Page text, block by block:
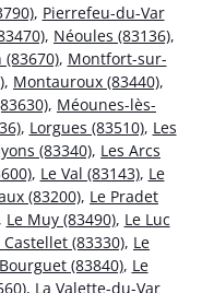
, Pierrefeu-du-Var
, Néoules (83136),
, Montfort-sur-
, Montauroux (83440),
, Méounes-lès-
, Lorgues (83510), Les
(83340), Les Arcs
, Le Val (83143), Le
(83200), Le Pradet
Le Muy (83490), Le Luc
Castellet (83330), Le
(83840), Le
, La Valette-du-Var